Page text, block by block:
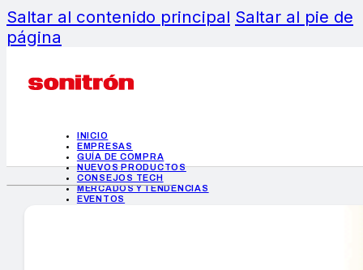
Saltar al contenido principal Saltar al pie de
página
INICIO
EMPRESAS
GUÍA DE COMPRA
NUEVOS PRODUCTOS
CONSEJOS TECH
MERCADOS Y TENDENCIAS
EVENTOS